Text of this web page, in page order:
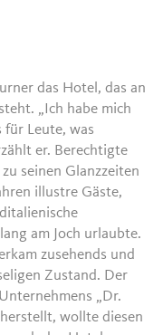
das Hotel, das an
„Ich habe mich
für Leute, was
er. Berechtigte
seinen Glanzzeiten
illustre Gäste,
am Joch urlaubte.
zusehends und
Zustand. Der
„Dr.
wollte diesen